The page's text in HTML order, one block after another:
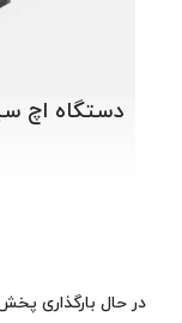
دستگاه اچ
در حال بارگذاری